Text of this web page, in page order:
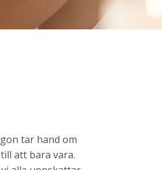
tar hand om
att bara vara.